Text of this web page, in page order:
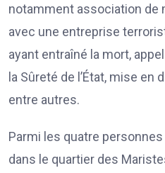
notamment association de
avec une entreprise
ayant entraîné la mort,
la Sûreté de l’État, mise en
entre autres.
Parmi les quatre
dans le quartier des